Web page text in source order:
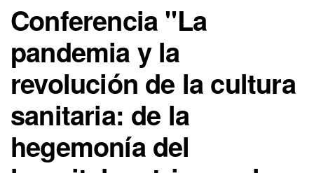
Conferencia "La
pandemia y la
revolución de la cultura
sanitaria: de la
hegemonía del